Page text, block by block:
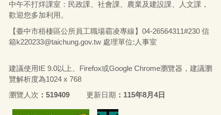
中午不打烊課室：民政課、社會課、農業及建設課、人文課，
歡迎您多加利用。
【臺中市梧棲區公所員工職場霸凌專線】04-26564311#230 信
箱k220233@taichung.gov.tw處理單位:人事室
建議使用IE 9.0以上、Firefox或Google Chrome瀏覽器，建議瀏
覽解析度為1024 x 768
瀏覽人次
519409 更新日期 115年8月4日